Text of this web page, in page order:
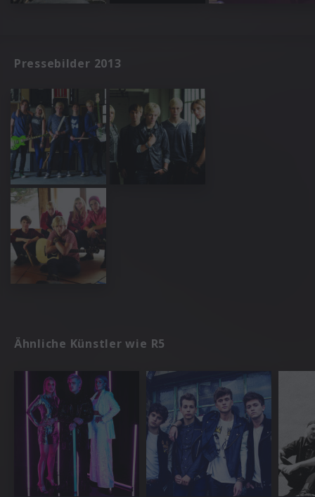
Pressebilder 2013
Ähnliche Künstler wie R5